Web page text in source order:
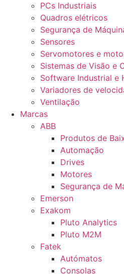
PCs Industriais
Quadros elétricos
Segurança de
Sensores
Servomotores e
Sistemas de Visão e
Software Industrial e
Variadores de
Ventilação
Marcas
ABB
Produtos de
Automação
Drives
Motores
Segurança de
Emerson
Exakom
Pluto Analytics
Pluto M2M
Fatek
Autómatos
Consolas